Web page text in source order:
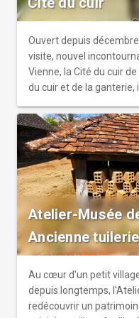
Ouvert depuis
visite, nouvel
Vienne, la Cité du cuir
du cuir et de la
d’inspiration 1920-
geste après geste, le
travers un parcours
livret de visite est
chaque salle. Une
faire et artisans est
des cadeaux uniques.
Atelier-Musée
Ancienne
Au cœur d'un petit
depuis longtemps,
redécouvrir un